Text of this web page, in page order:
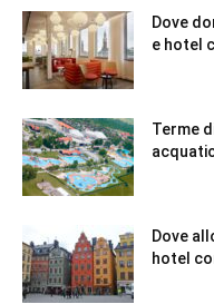
Dove
e hotel
Terme
Dove
hotel